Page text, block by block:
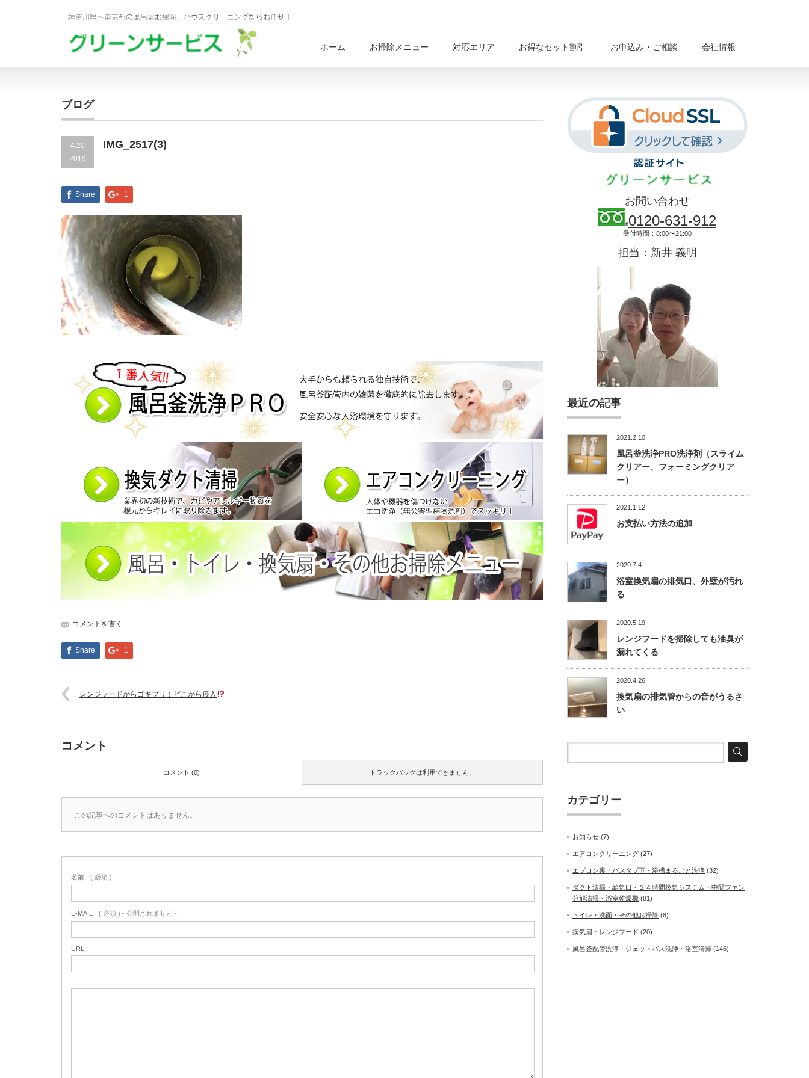
ホーム お掃除メニュー 対応エリア お得なセット割引 お申込み・ご相談 会社情報
ブログ
4.20
2019
IMG_2517(3)
Share +1
コメントを書く
Share +1
レンジフードからゴキブリ！どこから侵入
コメント
トラックバックは利用できません。
コメント (0)
この記事へのコメントはありません。
名前 ( 必須 )
E-MAIL ( 必須 ) - 公開されません -
URL
お問い合わせ
0120-631-912
受付時間：8:00〜21:00
担当：新井 義明
最近の記事
2021.2.10
風呂釜洗浄PRO洗浄剤（スライム
クリアー、フォーミングクリア
ー）
2021.1.12
お支払い方法の追加
2020.7.4
浴室換気扇の排気口、外壁が汚れ
る
2020.5.19
レンジフードを掃除しても油臭が
漏れてくる
2020.4.26
換気扇の排気管からの音がうるさ
い
カテゴリー
お知らせ (7)
エアコンクリーニング (27)
エプロン裏・バスタブ下・浴槽まるごと洗浄 (32)
ダクト清掃・給気口・２４時間換気システム・中間ファン
分解清掃・浴室乾燥機 (81)
トイレ・洗面・その他お掃除 (8)
換気扇・レンジフード (20)
風呂釜配管洗浄・ジェットバス洗浄・浴室清掃 (146)